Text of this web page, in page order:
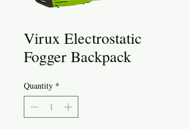
Virux Electrostatic
Fogger Backpack
Quantity *